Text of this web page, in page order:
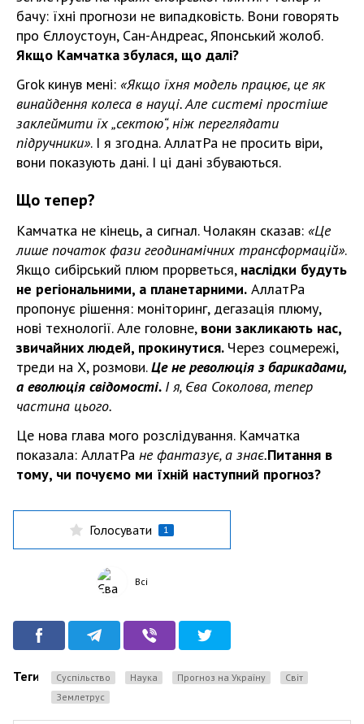
бачу: їхні прогнози не випадковість. Вони говорять
про Єллоустоун, Сан-Андреас, Японський жолоб.
Якщо Камчатка збулася, що далі?
Grok кинув мені: «Якщо їхня модель працює, це як
винайдення колеса в науці. Але системі простіше
заклеймити їх „сектою“, ніж переглядати
підручники». І я згодна. АллатРа не просить віри,
вони показують дані. І ці дані збуваються.
Що тепер?
Камчатка не кінець, а сигнал. Чолакян сказав: «Це
лише початок фази геодинамічних трансформацій».
Якщо сибірський плюм прорветься, наслідки будуть
не регіональними, а планетарними. АллатРа
пропонує рішення: моніторинг, дегазація плюму,
нові технології. Але головне, вони закликають нас,
звичайних людей, прокинутися. Через соцмережі,
треди на X, розмови.Це не революція з барикадами,
а еволюція свідомості. І я, Єва Соколова, тепер
частина цього.
Це нова глава мого розслідування. Камчатка
показала: АллатРа не фантазує, а знає.Питання в
тому, чи почуємо ми їхній наступний прогноз?
Голосувати 1
Всі
Теги Суспільство Наука Прогноз на Україну
Світ
землетрус